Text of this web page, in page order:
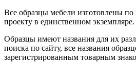
Все образцы мебели изготовлены
проекту в единственном экземпляре.
Образцы имеют названия для их
поиска по сайту, все названия
зарегистрированным товарным